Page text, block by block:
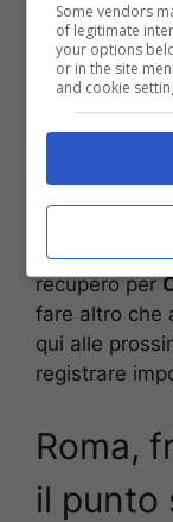
caso al
(ancora)
recupero per
fare altro che
qui alle
registrare
Roma,
il punto
Some vendors
of legitimate
your options
or in the site
and cookie